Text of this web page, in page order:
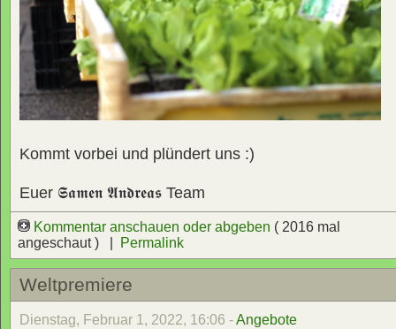
Kommt vorbei und plündert uns :)
Euer 𝕾𝖆𝖒𝖊𝖓 𝕬𝖓𝖉𝖗𝖊𝖆𝖘 Team
Kommentar anschauen oder abgeben ( 2016 mal
angeschaut ) |
Permalink
Weltpremiere
Dienstag, Februar 1, 2022, 16:06 -Angebote